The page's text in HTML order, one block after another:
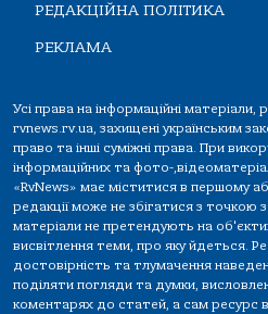
РЕДАКЦІЙНА ПОЛІТИКА
РЕКЛАМА
Усі права на інформаційні матеріали,
rvnews.rv.ua, захищені українським
право та інші суміжні права. При
інформаційних та фото-
«RvNews» має міститися в першому
редакції може не збігатися з точкою
матеріали не претендують на
висвітлення теми, про яку йдеться.
достовірність та тлумачення
поділяти погляди та думки,
коментарях до статей, а сам ресурс